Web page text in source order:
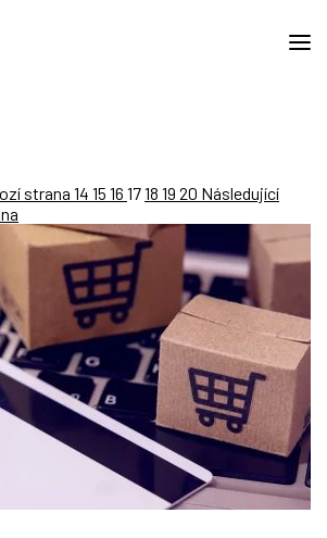
strana 14 15 16 1718 19 20 Následující